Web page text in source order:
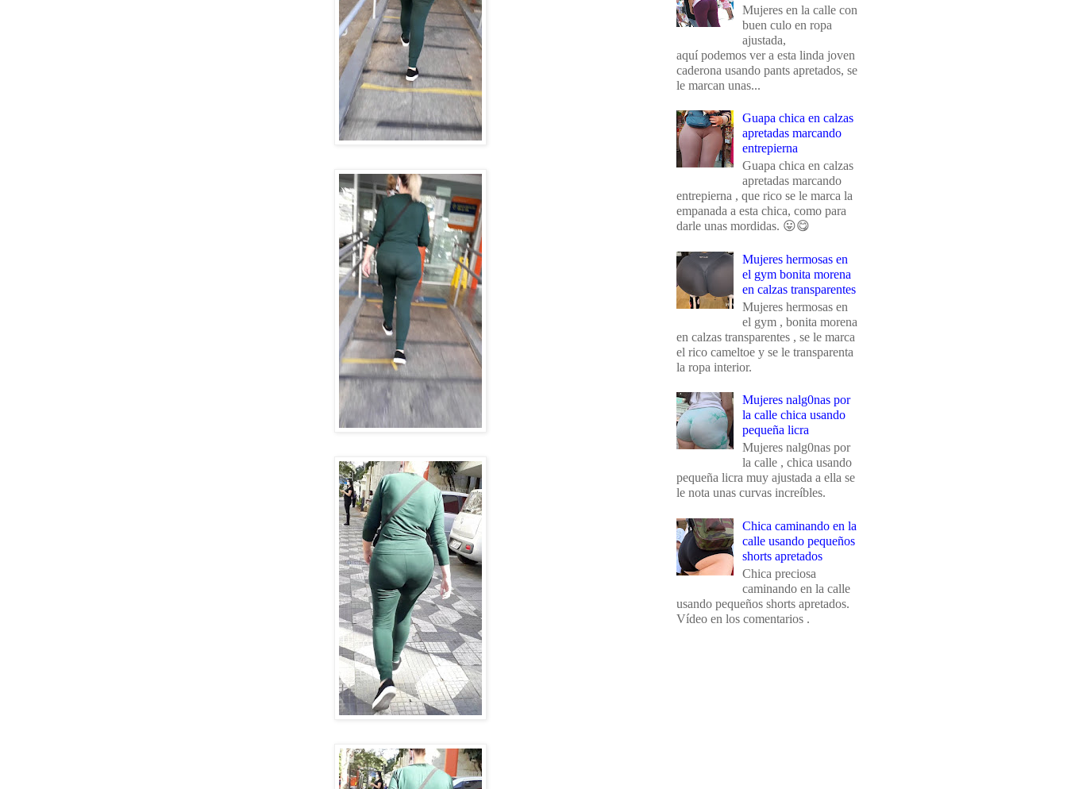
Mujeres en la calle con
buen culo en ropa
ajustada,
aquí podemos ver a esta linda joven
caderona usando pants apretados, se
le marcan unas...
Guapa chica en calzas
apretadas marcando
entrepierna
Guapa chica en calzas
apretadas marcando
entrepierna , que rico se le marca la
empanada a esta chica, como para
darle unas mordidas. 😛😋
Mujeres hermosas en
el gym bonita morena
en calzas transparentes
Mujeres hermosas en
el gym , bonita morena
en calzas transparentes , se le marca
el rico cameltoe y se le transparenta
la ropa interior.
Mujeres nalg0nas por
la calle chica usando
pequeña licra
Mujeres nalg0nas por
la calle , chica usando
pequeña licra muy ajustada a ella se
le nota unas curvas increíbles.
Chica caminando en la
calle usando pequeños
shorts apretados
Chica preciosa
caminando en la calle
usando pequeños shorts apretados.
Vídeo en los comentarios .